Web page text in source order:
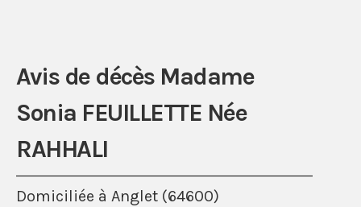
Avis de décès Madame
Sonia FEUILLETTE Née
RAHHALI
Domiciliée à Anglet (64600)